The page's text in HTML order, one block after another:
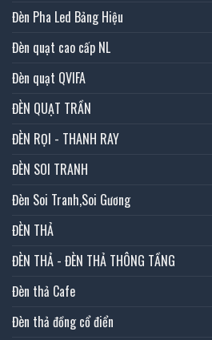
Đèn Pha Led Bảng Hiệu
Đèn quạt cao cấp NL
Đèn quạt QVIFA
ĐÈN QUẠT TRẦN
ĐÈN RỌI - THANH RAY
ĐÈN SOI TRANH
Đèn Soi Tranh,Soi Gương
ĐÈN THẢ
ĐÈN THẢ - ĐÈN THẢ THÔNG TẦNG
Đèn thả Cafe
Đèn thả đồng cổ điển